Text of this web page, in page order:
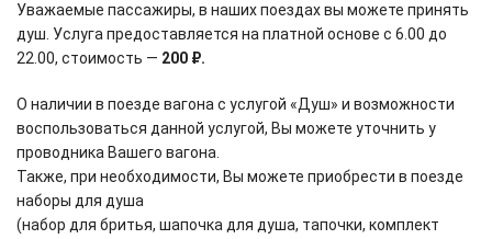
Уважаемые пассажиры, в наших поездах вы можете принять
душ. Услуга предоставляется на платной основе с 6.00 до
22.00, стоимость — 200 ₽.
О наличии в поезде вагона с услугой «Душ» и возможности
воспользоваться данной услугой, Вы можете уточнить у
проводника Вашего вагона.
Также, при необходимости, Вы можете приобрести в поезде
наборы для душа
(набор для бритья, шапочка для душа, тапочки, комплект